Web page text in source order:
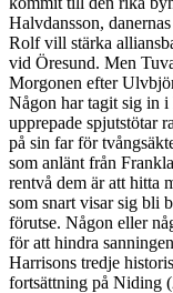
Halvdansson,
Rolf vill stärka
vid Öresund. Men
Morgonen efter
Någon har tagit sig in i
upprepade spjutstötar
på sin far för
som anlänt från
rentvå dem är att hitta
som snart visar sig bli
förutse. Någon eller
för att hindra
Harrisons tredje
fortsättning på Niding